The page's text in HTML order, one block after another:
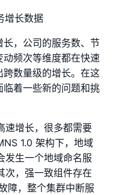
，公司的服务数、节
频次等维度都在快速
数量级的增长。在这
着一些新的问题和挑
速增长，很多都需要
1.0 架构下，地域
发生一个地域命名服
次，强一致组件存在
障，整个集群中断服